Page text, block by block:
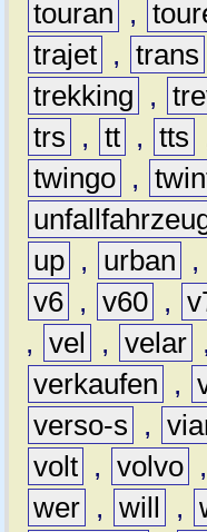
touran ,
trajet , trans
trekking
,
trs
, tt , tts
twingo ,
up , urban ,
v6 , v60 ,
, vel , velar ,
verkaufen
,
verso-s
,
volt , volvo ,
wer , will ,